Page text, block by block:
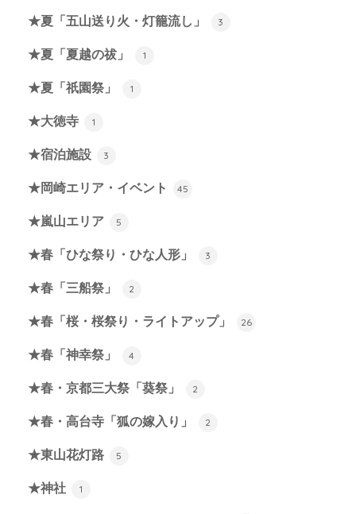
★夏「五山送り火・灯籠流し」 3
★夏「夏越の祓」 1
★夏「祇園祭」 1
★大徳寺 1
★宿泊施設 3
★岡崎エリア・イベント 45
★嵐山エリア 5
★春「ひな祭り・ひな人形」 3
★春「三船祭」 2
★春「桜・桜祭り・ライトアップ」 26
★春「神幸祭」 4
★春・京都三大祭「葵祭」 2
★春・高台寺「狐の嫁入り」 2
★東山花灯路 5
★神社 1